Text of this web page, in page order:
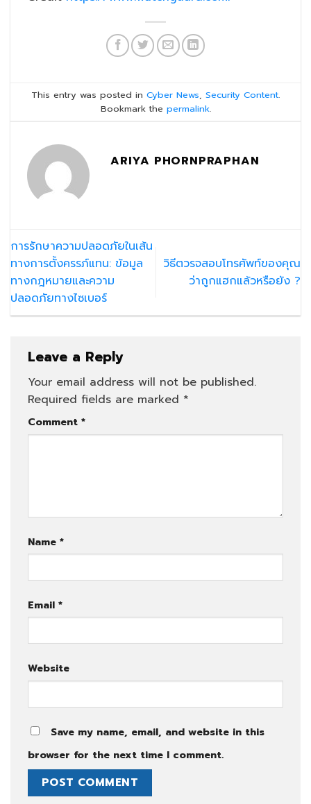
This entry was posted in Cyber News, Security Content.
Bookmark the permalink.
ARIYA PHORNPRAPHAN
การรักษาความปลอดภัยในเส้น
ทางการตั้งครรภ์แทน: ข้อมูล
ทางกฎหมายและความ
ปลอดภัยทางไซเบอร์
วิธีตวรจสอบโทรศัพท์ของคุณ
ว่าถูกแฮกแล้วหรือยัง ?
Leave a Reply
Your email address will not be published.
Required fields are marked *
Comment *
Name *
Email *
Website
Save my name, email, and website in this
browser for the next time I comment.